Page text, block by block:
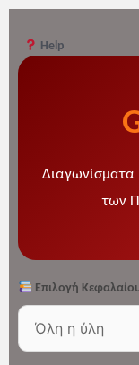
Help
των
Επιλογή